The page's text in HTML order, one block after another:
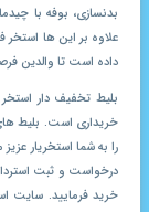
بدنسازی، بوفه با
علاوه بر این ها استخر
داده است تا والدین
بلیط تخفیف دار
خریداری است. بلیط های
را به شما استخریار
درخواست و ثبت
خرید فرمایید. سایت